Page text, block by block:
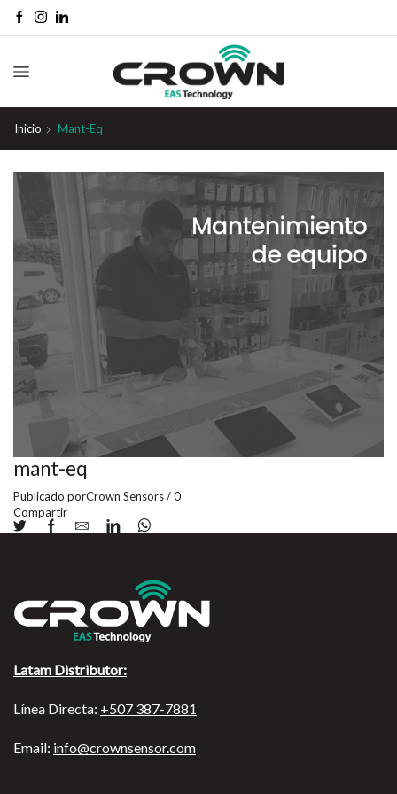
Inicio Mant-Eq
mant-eq
Publicado porCrown Sensors/0
Compartir
Latam Distributor:
Línea Directa: +507 387-7881
Email: info@crownsensor.com